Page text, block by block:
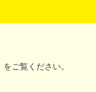
をご覧ください。